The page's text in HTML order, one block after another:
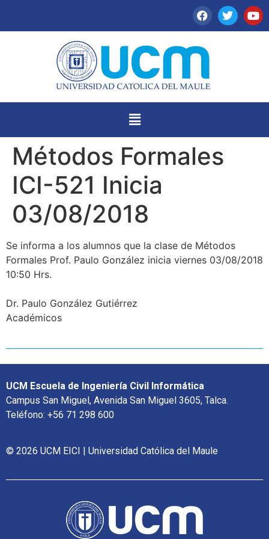
Métodos Formales
ICI-521 Inicia
03/08/2018
Se informa a los alumnos que la clase de Métodos
Formales Prof. Paulo González inicia viernes 03/08/2018
10:50 Hrs.
Dr. Paulo González Gutiérrez
Académicos
UCM Escuela de Ingeniería Civil Informática
Campus San Miguel, Avenida San Miguel 3605, Talca.
Teléfono: +56 71 298 600
© 2026 UCM EICI | Universidad Católica del Maule